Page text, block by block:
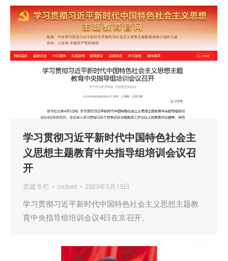
学习贯彻习近平新时代中国特色社会主
义思想主题教育中央指导组培训会议召
开
党建专栏 cndent 2023年5月15日
学习贯彻习近平新时代中国特色社会主义思想主题教
育中央指导组培训会议4日在京召开。